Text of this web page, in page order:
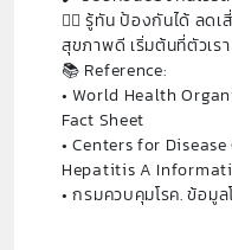
👩‍⚕️ รู้ทัน ป้องกันได้ ลด
สุขภาพดี เริ่มต้นที่ตัวเรา
📚 Reference:
• World Health
Fact Sheet
• Centers for
Hepatitis A
• กรมควบคุมโรค. ข้อมู